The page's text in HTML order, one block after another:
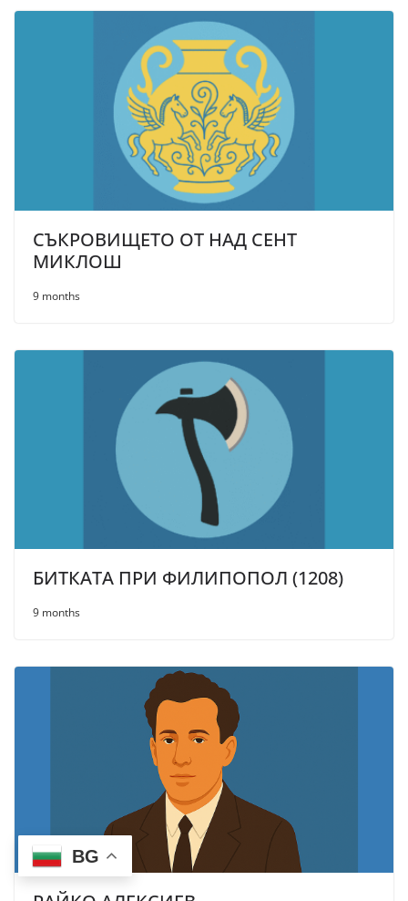
СЪКРОВИЩЕТО ОТ НАД СЕНТ
МИКЛОШ
9 months
БИТКАТА ПРИ ФИЛИПОПОЛ (1208)
9 months
BG